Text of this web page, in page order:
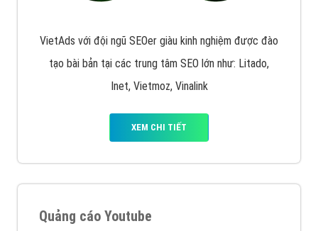
VietAds với đội ngũ SEOer giàu kinh nghiệm được đào
tạo bài bản tại các trung tâm SEO lớn như: Litado,
Inet, Vietmoz, Vinalink
XEM CHI TIẾT
Quảng cáo Youtube